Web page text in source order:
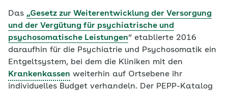
Das „Gesetz zur Weiterentwicklung der Versorgung
und der Vergütung für psychiatrische und
psychosomatische Leistungen“ etablierte 2016
daraufhin für die Psychiatrie und Psychosomatik ein
Entgeltsystem, bei dem die Kliniken mit den
Krankenkassen weiterhin auf Ortsebene ihr
individuelles Budget verhandeln. Der PEPP-Katalog